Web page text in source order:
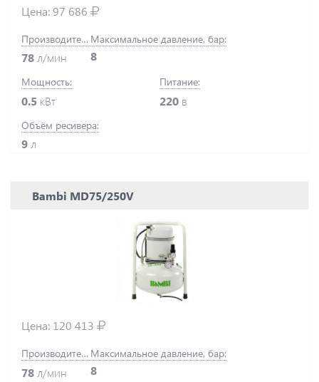
Цена:97 686
Производительность:
78л/мин
Максимальное давление, бар:
8
Мощность:
0.5 кВт
Питание:
220 в
Объём ресивера:
9л
Bambi MD75/250V
Цена: 120 413
Производительность:
78 л/мин
Максимальное давление, бар:
8